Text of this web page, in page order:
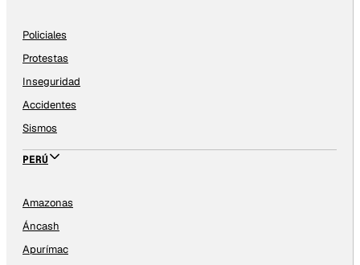
Policiales
Protestas
Inseguridad
Accidentes
Sismos
PERÚ
Amazonas
Áncash
Apurímac